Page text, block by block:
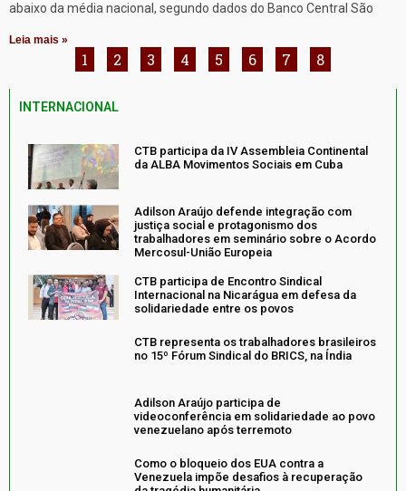
abaixo da média nacional, segundo dados do Banco Central São
Leia mais »
1 2 3 4 5 6 7 8
INTERNACIONAL
CTB participa da IV Assembleia Continental
da ALBA Movimentos Sociais em Cuba
Adilson Araújo defende integração com
justiça social e protagonismo dos
trabalhadores em seminário sobre o Acordo
Mercosul-União Europeia
CTB participa de Encontro Sindical
Internacional na Nicarágua em defesa da
solidariedade entre os povos
CTB representa os trabalhadores brasileiros
no 15º Fórum Sindical do BRICS, na Índia
Adilson Araújo participa de
videoconferência em solidariedade ao povo
venezuelano após terremoto
Como o bloqueio dos EUA contra a
Venezuela impõe desafios à recuperação